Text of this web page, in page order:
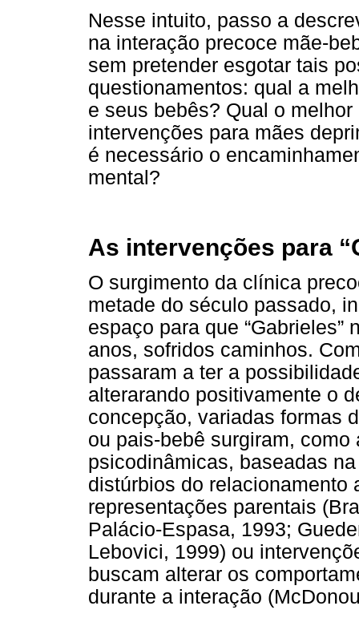
Nesse intuito, passo a
na interação precoce mãe-
sem pretender esgotar tais
questionamentos: qual a
e seus bebês? Qual o
intervenções para mães
é necessário o
mental?
As intervenções para
O surgimento da clínica
metade do século passado,
espaço para que “Gabrieles”
anos, sofridos caminhos.
passaram a ter a
alterarando positivamente o
concepção, variadas formas
ou pais-bebê surgiram,
psicodinâmicas, baseadas
distúrbios do relacionamento
representações parentais
Palácio-Espasa, 1993;
Lebovici, 1999) ou
buscam alterar os
durante a interação